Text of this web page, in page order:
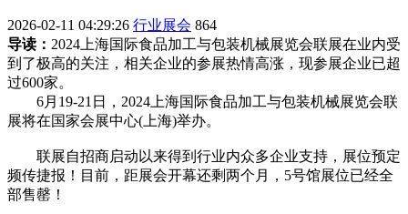
2026-02-11 04:29:26 行业展会 864
导读： 2024上海国际食品加工与包装机械展览会联展在业内受
到了极高的关注，相关企业的参展热情高涨，现参展企业已超
过600家。
6月19-21日，2024上海国际食品加工与包装机械展览会联
展将在国家会展中心(上海)举办。
联展自招商启动以来得到行业内众多企业支持，展位预定
频传捷报！目前，距展会开幕还剩两个月，5号馆展位已经全
部售罄！